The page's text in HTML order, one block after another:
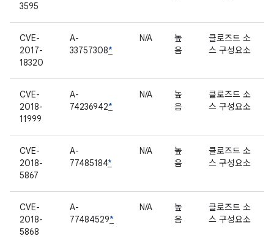
3595
CVE-
2017-
18320
A-
33757308*
N/A
높
음
클로즈드 소
스 구성요소
CVE-
2018-
11999
A-
74236942*
N/A
높
음
클로즈드 소
스 구성요소
CVE-
2018-
5867
A-
77485184*
N/A
높
음
클로즈드 소
스 구성요소
CVE-
2018-
5868
A-
77484529*
N/A
높
음
클로즈드 소
스 구성요소